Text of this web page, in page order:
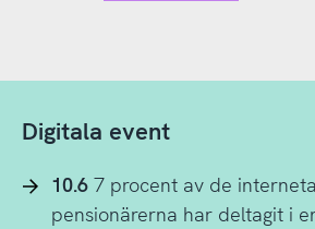
Digitala event
10.67 procent av de
pensionärerna har deltagit i